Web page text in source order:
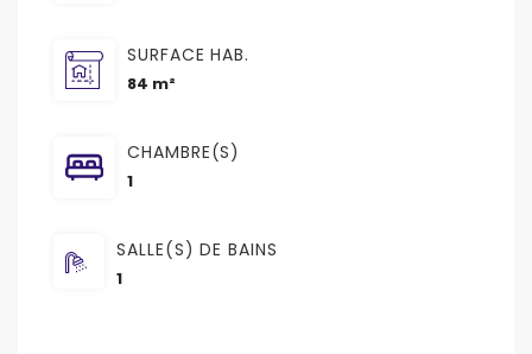
SURFACE HAB.
84 m²
CHAMBRE(S)
1
SALLE(S) DE BAINS
1